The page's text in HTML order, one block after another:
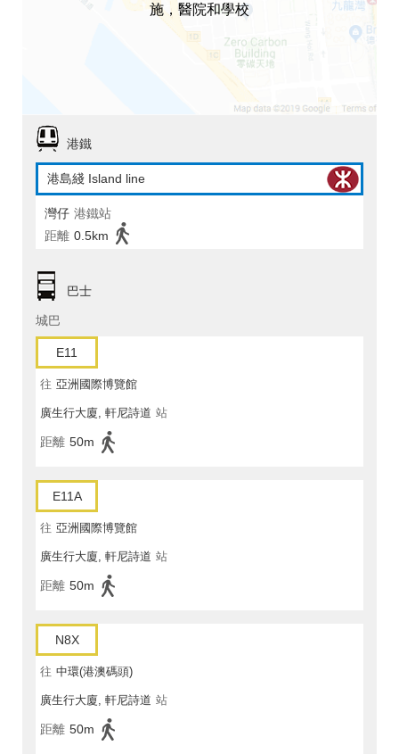
施，醫院和學校
港鐵
港島綫 Island line
灣仔 港鐵站
距離 0.5km
巴士
城巴
E11
往 亞洲國際博覽館
廣生行大廈, 軒尼詩道 站
距離 50m
E11A
往 亞洲國際博覽館
廣生行大廈, 軒尼詩道 站
距離 50m
N8X
往 中環(港澳碼頭)
廣生行大廈, 軒尼詩道 站
距離 50m